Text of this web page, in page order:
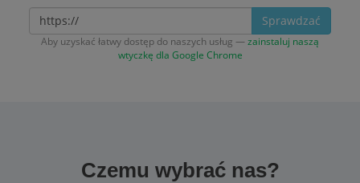
Sprawdzać
Aby uzyskać łatwy dostęp do naszych usług —zainstaluj naszą
wtyczkę dla Google Chrome
Czemu wybrać nas?